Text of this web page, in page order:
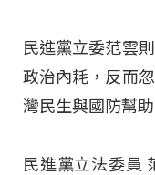
民進黨立委范雲
政治內耗，反而
灣民生與國防幫
民進黨立法委員